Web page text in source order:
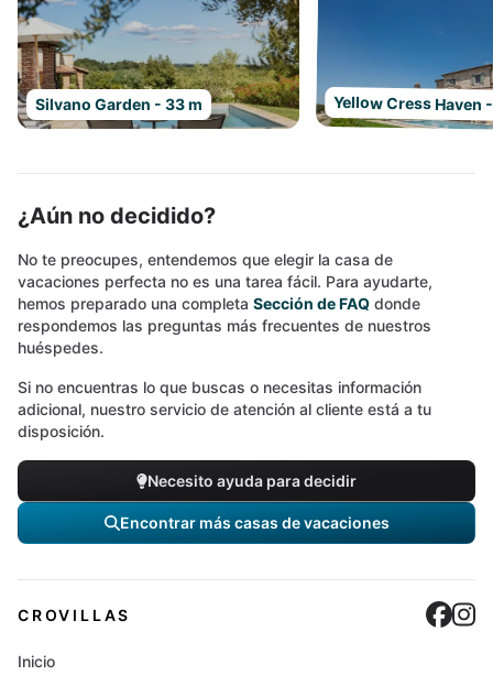
Silvano Garden - 33 m Yellow Cress Haven
¿Aún no decidido?
No te preocupes, entendemos que elegir la casa de
vacaciones perfecta no es una tarea fácil. Para ayudarte,
hemos preparado una completa Sección de FAQ donde
respondemos las preguntas más frecuentes de nuestros
huéspedes.
Si no encuentras lo que buscas o necesitas información
adicional, nuestro servicio de atención al cliente está a tu
disposición.
Necesito ayuda para decidir
Encontrar más casas de vacaciones
CROVILLAS
Inicio